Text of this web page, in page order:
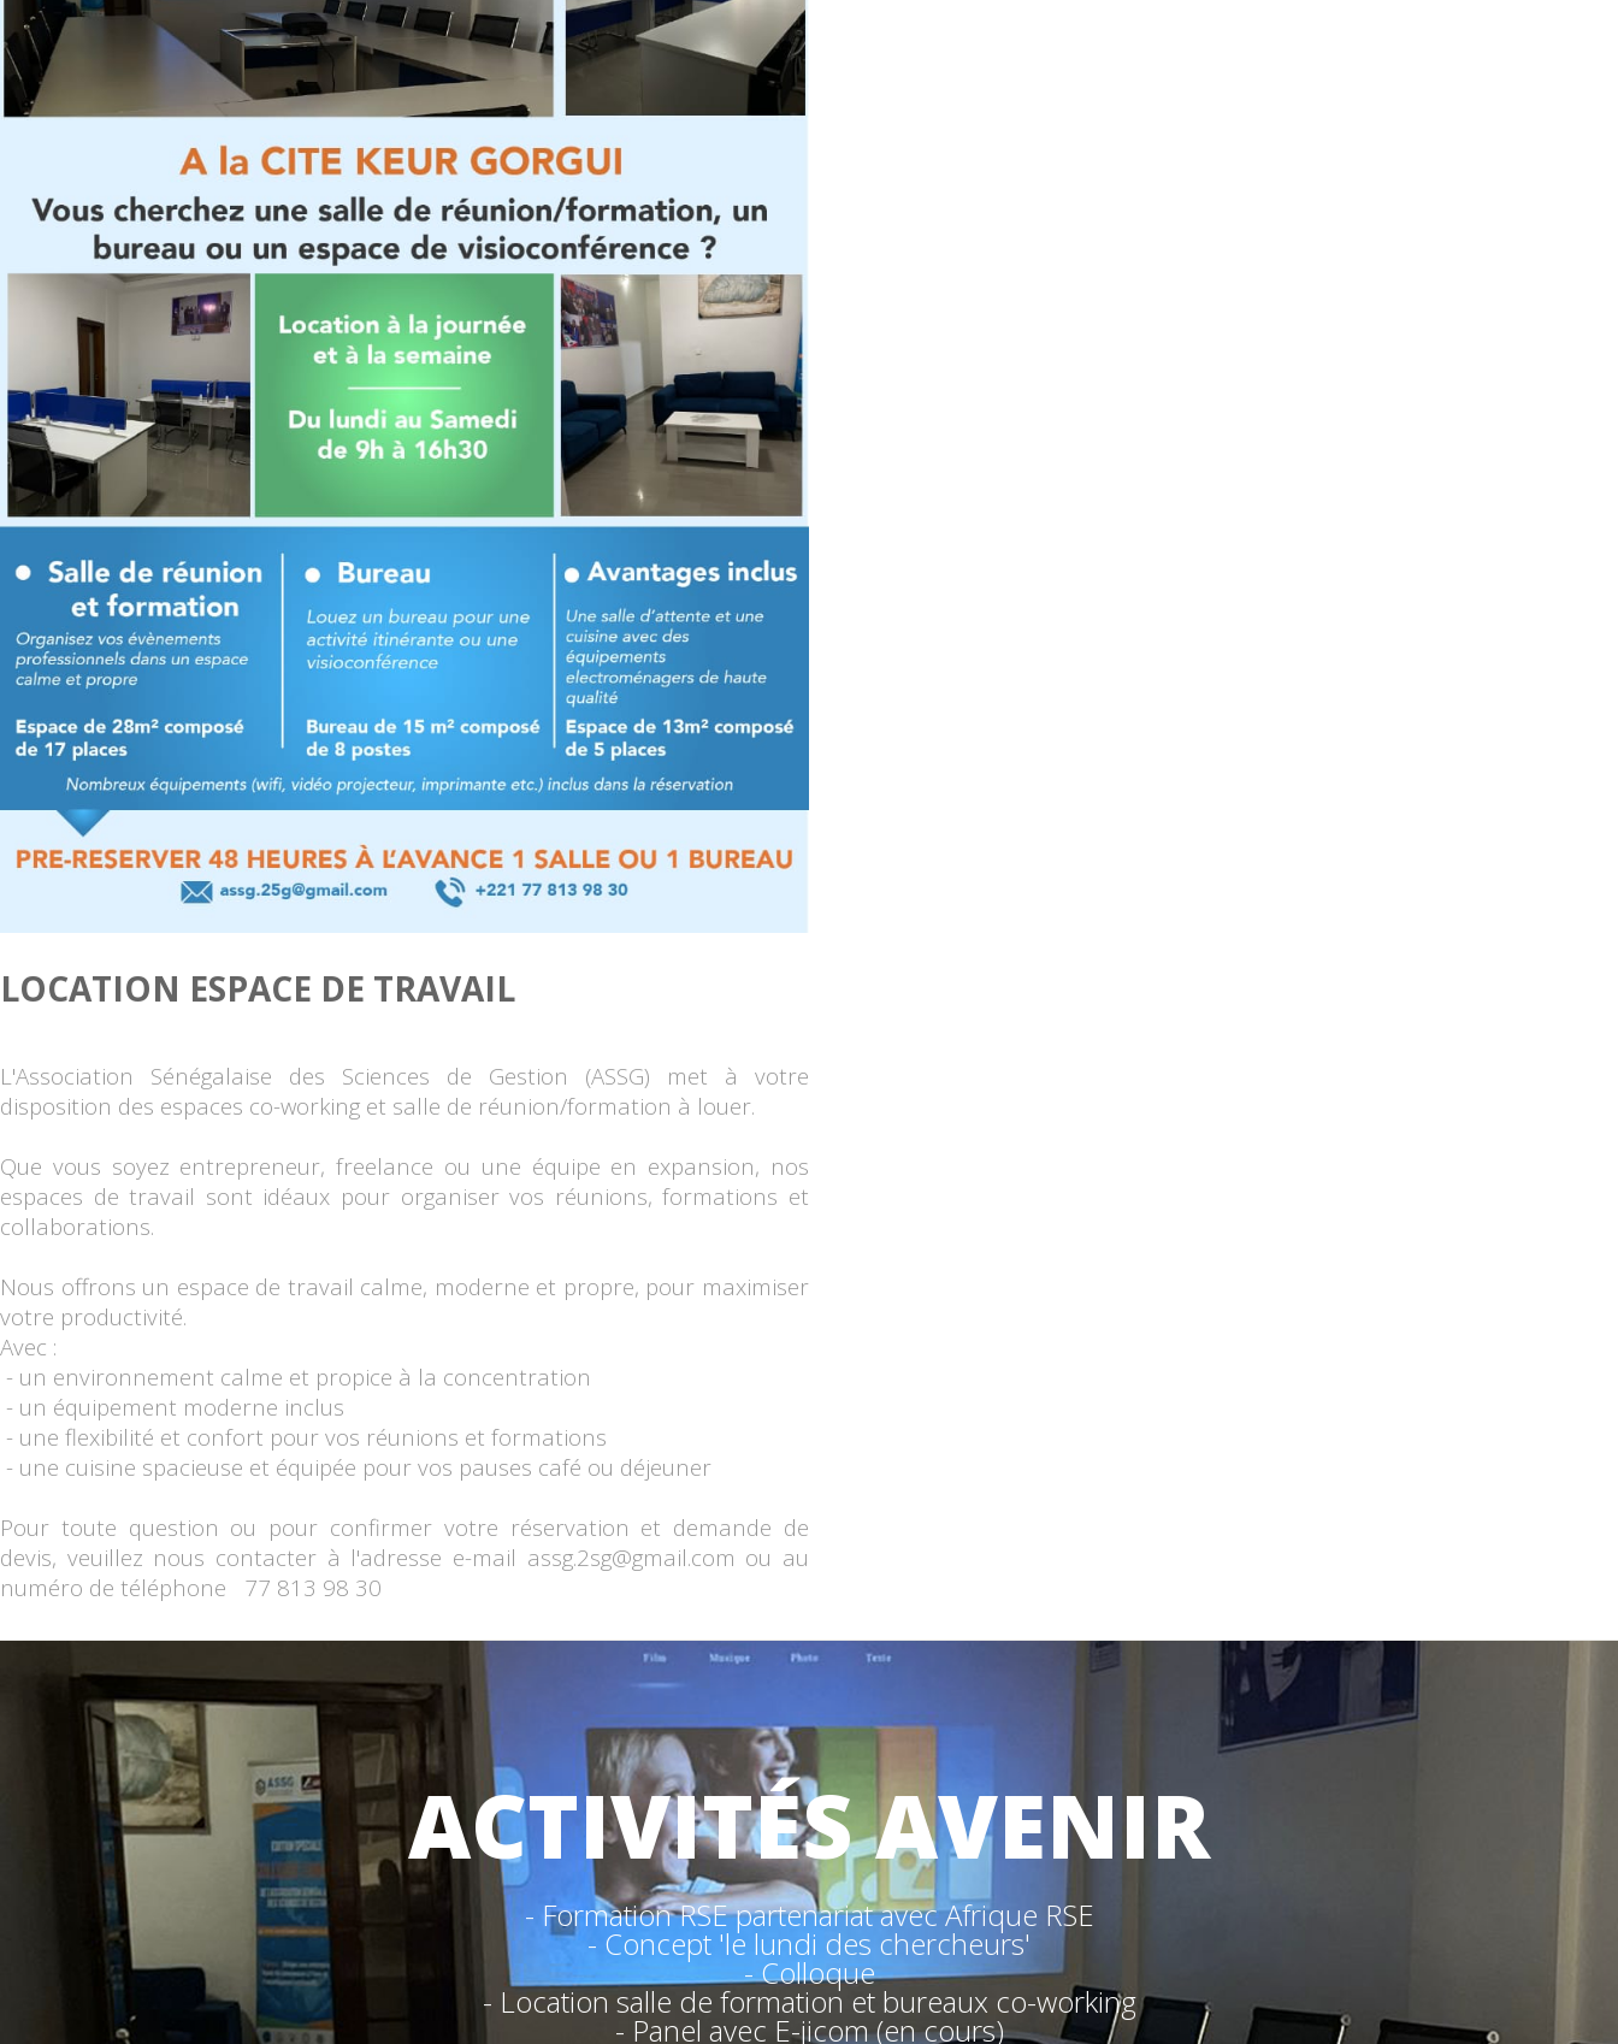
LOCATION ESPACE DE TRAVAIL
L'Association Sénégalaise des Sciences de Gestion (ASSG) met à votre
disposition des espaces co-working et salle de réunion/formation à louer.
Que vous soyez entrepreneur, freelance ou une équipe en expansion, nos
espaces de travail sont idéaux pour organiser vos réunions, formations et
collaborations.
Nous offrons un espace de travail calme, moderne et propre, pour maximiser
votre productivité.
Avec :
- un environnement calme et propice à la concentration
- un équipement moderne inclus
- une flexibilité et confort pour vos réunions et formations
- une cuisine spacieuse et équipée pour vos pauses café ou déjeuner
Pour toute question ou pour confirmer votre réservation et demande de
devis, veuillez nous contacter à l'adresse e-mail assg.2sg@gmail.com ou au
numéro de téléphone 77 813 98 30
ACTIVITÉS AVENIR
- Formation RSE partenariat avec Afrique RSE
- Concept 'le lundi des chercheurs'
- Colloque
- Location salle de formation et bureaux co-working
- Panel avec E-jicom (en cours)